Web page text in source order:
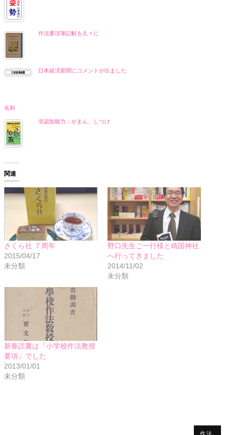
作法要項筆記帖を久々に
日本経済新聞にコメントが出ました
名刺
非認知能力：がまん、しつけ
関連
さくら社 ７周年
2015/04/17
未分類
野口先生ご一行様と靖国神社
へ行ってきました
2014/11/02
未分類
新春読書は『小学校作法教授
要項』でした
2013/01/01
未分類
作法,